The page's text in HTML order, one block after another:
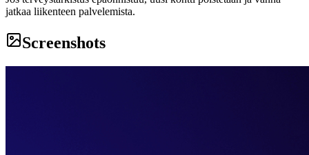
jatkaa liikenteen palvelemista.
Screenshots